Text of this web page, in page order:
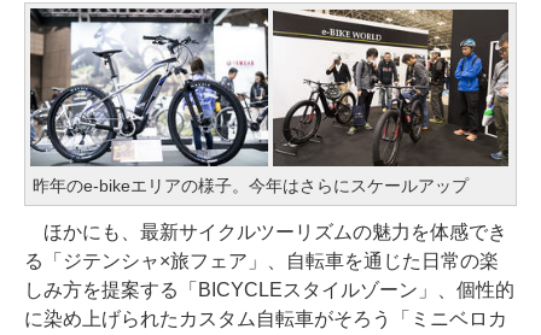
昨年のe-bikeエリアの様子。今年はさらにスケールアップ
ほかにも、最新サイクルツーリズムの魅力を体感でき
る「ジテンシャ×旅フェア」、自転車を通じた日常の楽
しみ方を提案する「BICYCLEスタイルゾーン」、個性的
に染め上げられたカスタム自転車がそろう「ミニベロカ